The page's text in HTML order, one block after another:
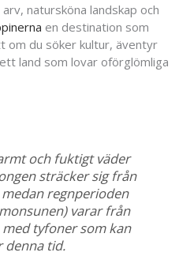
natursköna landskap och
en destination som
om du söker kultur, äventyr
land som lovar oförglömliga
och fuktigt väder
sträcker sig från
regnperioden
varar från
tyfoner som kan
denna tid.